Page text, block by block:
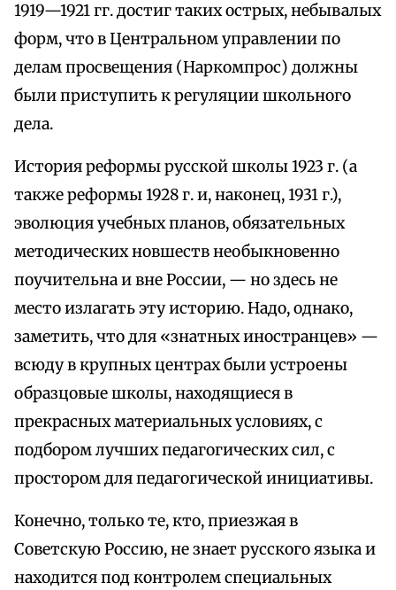
1919—1921 гг. достиг таких острых, небывалых
форм, что в Центральном управлении по
делам просвещения (Наркомпрос) должны
были приступить к регуляции школьного
дела.
История реформы русской школы 1923 г. (а
также реформы 1928 г. и, наконец, 1931 г.),
эволюция учебных планов, обязательных
методических новшеств необыкновенно
поучительна и вне России, — но здесь не
место излагать эту историю. Надо, однако,
заметить, что для «знатных иностранцев» —
всюду в крупных центрах были устроены
образцовые школы, находящиеся в
прекрасных материальных условиях, с
подбором лучших педагогических сил, с
простором для педагогической инициативы.
Конечно, только те, кто, приезжая в
Советскую Россию, не знает русского языка и
находится под контролем специальных